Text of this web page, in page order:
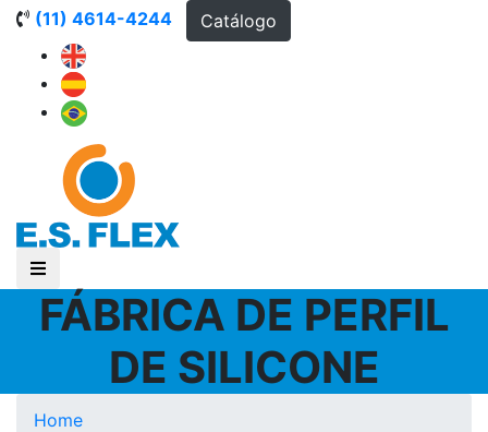
(11) 4614-4244 Catálogo
FÁBRICA DE PERFIL
DE SILICONE
Home